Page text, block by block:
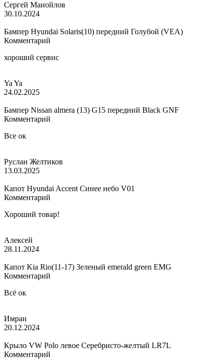
Сергей Манойлов
30.10.2024
Бампер Hyundai Solaris(10) передний Голубой (VEA)
Комментарий
хороший сервис
Ya Ya
24.02.2025
Бампер Nissan almera (13) G15 передний Black GNF
Комментарий
Все ок
Руслан Желтиков
13.03.2025
Капот Hyundai Accent Синее небо V01
Комментарий
Хороший товар!
Алексей
28.11.2024
Капот Kia Rio(11-17) Зеленый emerald green EMG
Комментарий
Всë ок
Имран
20.12.2024
Крыло VW Polo левое Серебристо-желтый LR7L
Комментарий